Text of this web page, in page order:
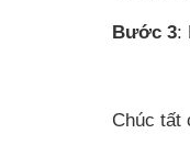
Bước 3:
Chúc tất